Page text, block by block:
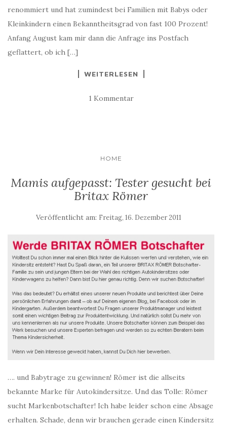
renommiert und hat zumindest bei Familien mit Babys oder
Kleinkindern einen Bekanntheitsgrad von fast 100 Prozent!
Anfang August kam mir dann die Anfrage ins Postfach
geflattert, ob ich […]
WEITERLESEN
1 Kommentar
HOME
Mamis aufgepasst: Tester gesucht bei
Britax Römer
Veröffentlicht am: Freitag, 16. Dezember 2011
…. und Babytrage zu gewinnen! Römer ist die allseits
bekannte Marke für Autokindersitze. Und das Tolle: Römer
sucht Markenbotschafter! Ich habe leider schon eine Absage
erhalten. Schade, denn wir brauchen gerade einen Kindersitz